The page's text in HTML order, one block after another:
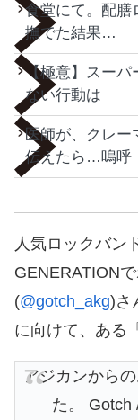
食堂にて。配膳
撫でた結果…
【極意】スーパ
ない行動は
医師が、クレー
伝えたら…嗚呼
人気ロックバン
GENERATION
(@gotch_akg)さ
に向けて、ある
アジカンから
た。 Gotch